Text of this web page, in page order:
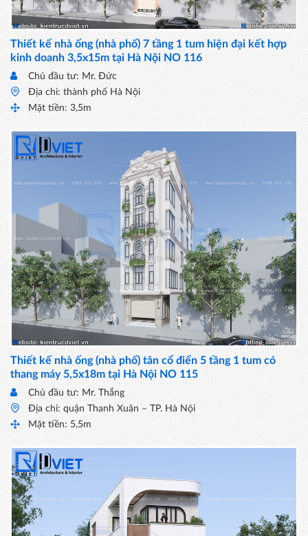
Thiết kế nhà ống (nhà phố) 7 tầng 1 tum hiện đại kết hợp
kinh doanh 3,5x15m tại Hà Nội NO 116
Chủ đầu tư: Mr. Đức
Địa chỉ: thành phố Hà Nội
Mặt tiền: 3,5m
Thiết kế nhà ống (nhà phố) tân cổ điển 5 tầng 1 tum có
thang máy 5,5x18m tại Hà Nội NO 115
Chủ đầu tư: Mr. Thắng
Địa chỉ: quận Thanh Xuân – TP. Hà Nội
Mặt tiền: 5,5m